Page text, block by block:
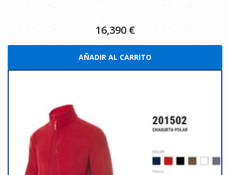
16,390 €
AÑADIR AL CARRITO